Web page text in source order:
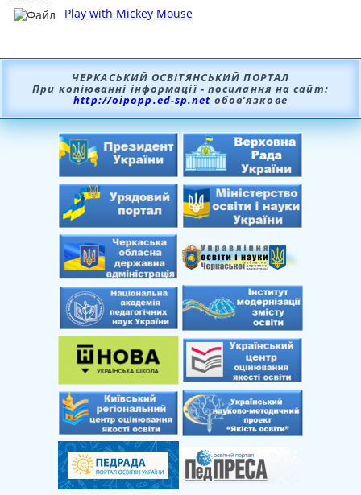
Play with Mickey Mouse
ЧЕРКАСЬКИЙ ОСВІТЯНСЬКИЙ ПОРТАЛ
При копіюванні інформації - посилання на сайт:
http://oipopp.ed-sp.net обов’язкове